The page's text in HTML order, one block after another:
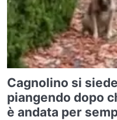
Cagnolino si
piangendo dopo
è andata per